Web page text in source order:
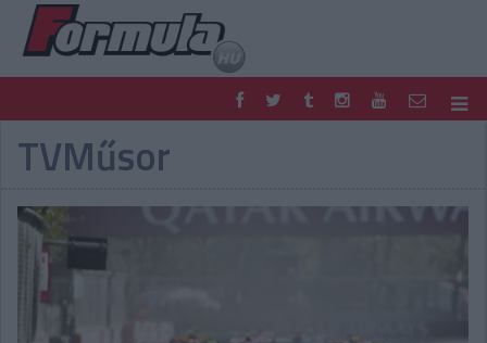
F1
FORMULA
RETRO
PODCAST
DIGITÁLIS MAGAZIN
VERSENYNAPTÁRAK
TVMűsor